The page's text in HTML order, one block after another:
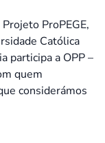
ProPEGE,
Católica
participa a OPP –
quem
considerámos